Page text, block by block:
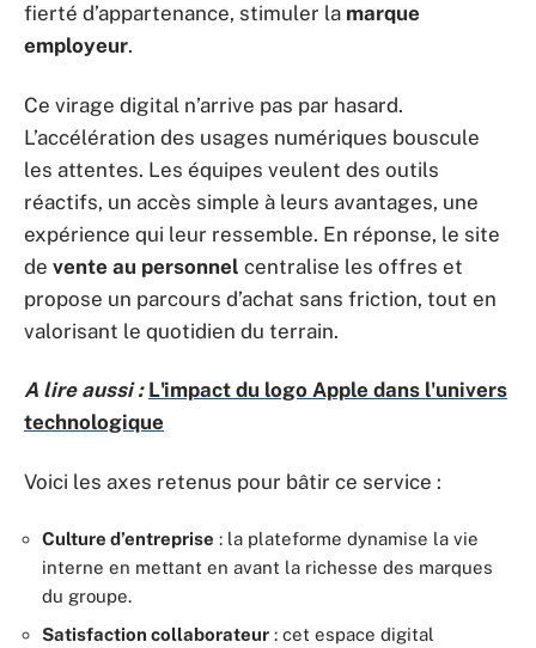
fierté d’appartenance, stimuler la marque
employeur.
Ce virage digital n’arrive pas par hasard.
L’accélération des usages numériques bouscule
les attentes. Les équipes veulent des outils
réactifs, un accès simple à leurs avantages, une
expérience qui leur ressemble. En réponse, le site
de vente au personnel centralise les offres et
propose un parcours d’achat sans friction, tout en
valorisant le quotidien du terrain.
A lire aussi : L'impact du logo Apple dans l'univers
technologique
Voici les axes retenus pour bâtir ce service :
Culture d’entreprise : la plateforme dynamise la vie
interne en mettant en avant la richesse des marques
du groupe.
Satisfaction collaborateur : cet espace digital